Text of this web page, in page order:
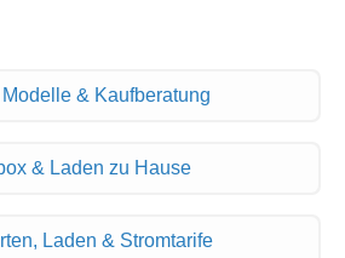
& Kaufberatung
& Laden zu Hause
Laden & Stromtarife